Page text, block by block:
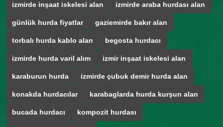
izmirde inşaat iskelesi alan izmirde araba hurdası alan
günlük hurda fiyatlar gaziemirde bakır alan
torbalı hurda kablo alan begosta hurdacı
izmirde hurda varil alım izmir inşaat iskelesi alan
karaburun hurda izmirde çubuk demir hurda alan
konakda hurdacılar karabaglarda hurda kurşun alan
bucada hurdacı kompozit hurdası